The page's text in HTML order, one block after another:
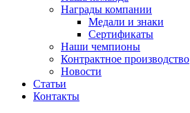
Награды компании
Медали и знаки
Сертификаты
Наши чемпионы
Контрактное производство
Новости
Статьи
Контакты